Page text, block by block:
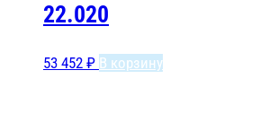
22.020
53 452 ₽ В корзину